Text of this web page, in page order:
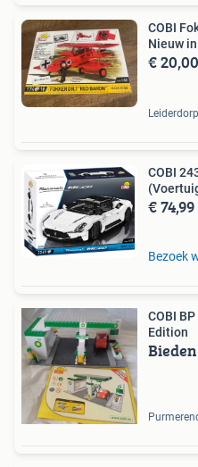
COBI
Nieuw
€ 20,00
Leiderdorp
COBI
€ 74,99
Bezoek
COBI
Edition
Bieden